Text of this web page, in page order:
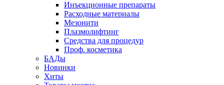
Инъекционные препараты
Расходные материалы
Мезонити
Плазмолифтинг
Средства для процедур
Проф. косметика
БАДы
Новинки
Хиты